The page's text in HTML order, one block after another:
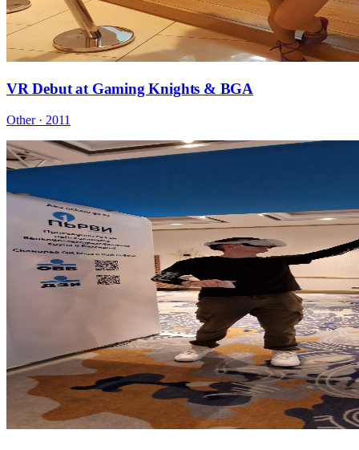
VR Debut at Gaming Knights & BGA
Other · 2011